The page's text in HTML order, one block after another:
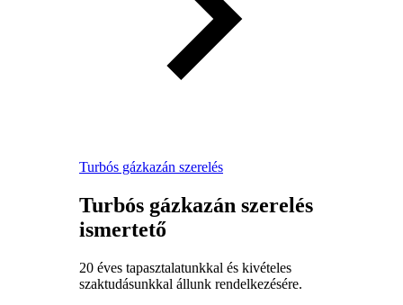
Turbós gázkazán szerelés
Turbós gázkazán szerelés
ismertető
20 éves tapasztalatunkkal és kivételes
szaktudásunkkal állunk rendelkezésére.